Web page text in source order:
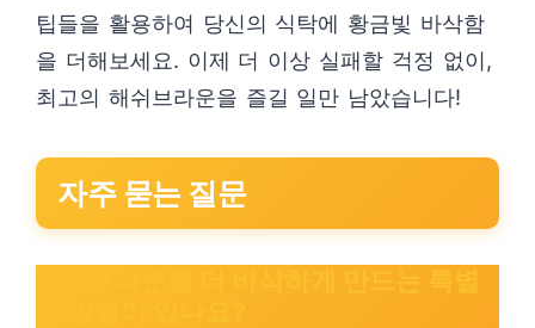
팁들을 활용하여 당신의 식탁에 황금빛 바삭함
을 더해보세요. 이제 더 이상 실패할 걱정 없이,
최고의 해쉬브라운을 즐길 일만 남았습니다!
자주 묻는 질문